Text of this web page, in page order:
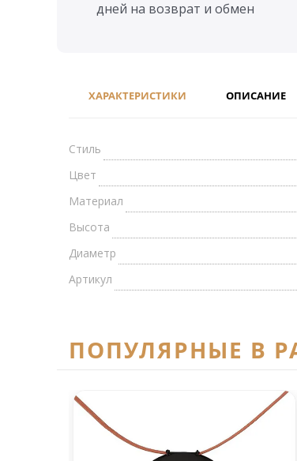
дней на возврат и обмен
ХАРАКТЕРИСТИКИ ОПИСАНИЕ
Стиль
Цвет
Материал
Высота
Диаметр
Артикул
ПОПУЛЯРНЫЕ В